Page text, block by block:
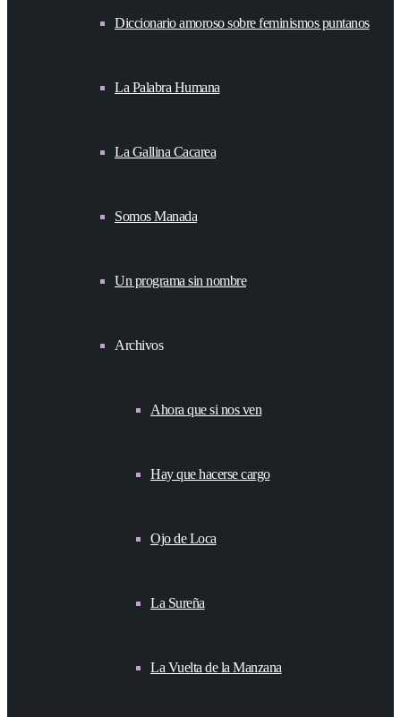
Diccionario amoroso sobre feminismos puntanos
La Palabra Humana
La Gallina Cacarea
Somos Manada
Un programa sin nombre
Archivos
Ahora que si nos ven
Hay que hacerse cargo
Ojo de Loca
La Sureña
La Vuelta de la Manzana